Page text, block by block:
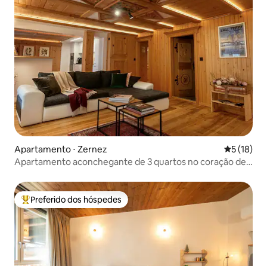
Apartamento ⋅ Zernez 5 de uma
5 (18)
Apartamento aconchegante de 3 quartos no coração de
Entre os melhores preferidos dos hóspedes
Preferido dos hóspedes